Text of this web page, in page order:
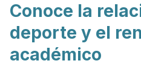
Conoce la
deporte y el
académico